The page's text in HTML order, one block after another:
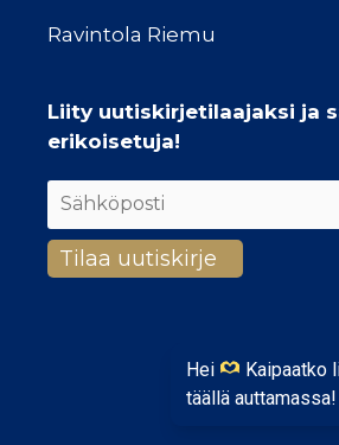
Hei
Kaipaatko
täällä auttamassa!
Ravintola Riemu
Liity uutiskirjetilaajaksi ja
erikoisetuja!